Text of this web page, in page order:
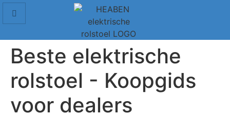
Beste elektrische
rolstoel - Koopgids
voor dealers